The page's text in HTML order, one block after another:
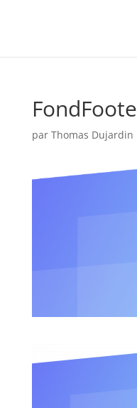
par Thomas Dujardin